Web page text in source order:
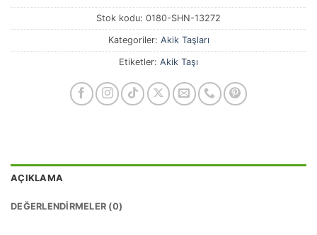
Stok kodu: 0180-SHN-13272
Kategoriler: Akik Taşları
Etiketler: Akik Taşı
AÇIKLAMA
DEĞERLENDIRMELER (0)